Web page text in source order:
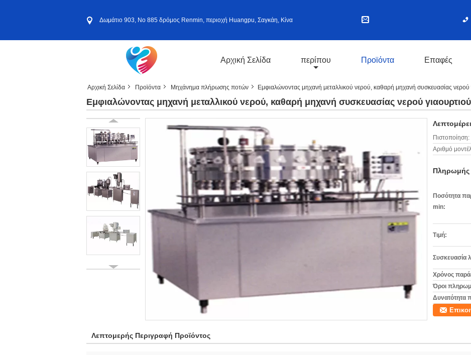
Δωμάτιο 903, Νο 885 δρόμος Renmin, περιοχή Huangpu, Σαγκάη, Κίνα
Αρχική Σελίδα περίπου Προϊόντα Επαφές
Αρχική Σελίδα Προϊόντα Μηχάνημα πλήρωσης ποτών Εμφιαλώνοντας μηχανή μεταλλικού νερού, καθαρή μηχανή συσκευασίας νερού
Εμφιαλώνοντας μηχανή μεταλλικού νερού, καθαρή μηχανή συσκευασίας νερού γιαουρτιού
Πιστοποίηση:
Αριθμό
Πληρωμής
Ποσότητα
min:
Τιμή:
Συσκευασία
Χρόνος
Όροι
Δυνατότητα
Λεπτομερής Περιγραφή Προϊόντος